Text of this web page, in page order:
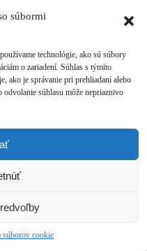
súbormi
technológie, ako sú súbory
o zariadení. Súhlas s týmito
ako je správanie pri prehliadaní alebo
odvolanie súhlasu môže nepriaznivo
súborov cookie
RI. Vytvorte záložkutrvalého